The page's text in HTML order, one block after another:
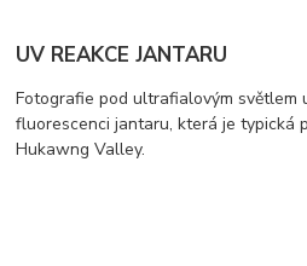
UV REAKCE JANTARU
Fotografie pod ultrafialovým světlem
fluorescenci jantaru, která je typická
Hukawng Valley.